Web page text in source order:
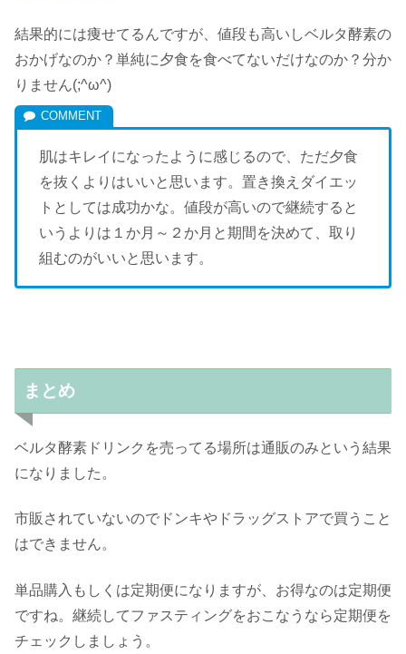
結果的には痩せてるんですが、値段も高いしベルタ酵素の
おかげなのか？単純に夕食を食べてないだけなのか？分か
りません(;^ω^)
肌はキレイになったように感じるので、ただ夕食
を抜くよりはいいと思います。置き換えダイエッ
トとしては成功かな。値段が高いので継続すると
いうよりは１か月～２か月と期間を決めて、取り
組むのがいいと思います。
まとめ
ベルタ酵素ドリンクを売ってる場所は通販のみという結果
になりました。
市販されていないのでドンキやドラッグストアで買うこと
はできません。
単品購入もしくは定期便になりますが、お得なのは定期便
ですね。継続してファスティングをおこなうなら定期便を
チェックしましょう。